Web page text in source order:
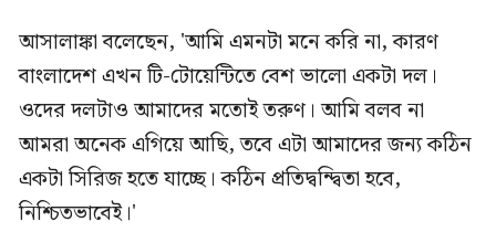
আসালাঙ্কা বলেছেন, 'আমি এমনটা মনে করি না, কারণ
বাংলাদেশ এখন টি-টোয়েন্টিতে বেশ ভালো একটা দল।
ওদের দলটাও আমাদের মতোই তরুণ। আমি বলব না
আমরা অনেক এগিয়ে আছি, তবে এটা আমাদের জন্য কঠিন
একটা সিরিজ হতে যাচ্ছে। কঠিন প্রতিদ্বন্দ্বিতা হবে,
নিশ্চিতভাবেই।'